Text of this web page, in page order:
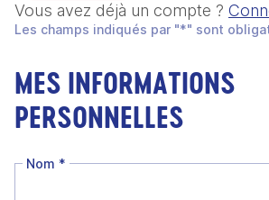
Vous avez déjà un compte ?
Les champs indiqués par "*" sont
MES INFORMATIONS
PERSONNELLES
Nom *